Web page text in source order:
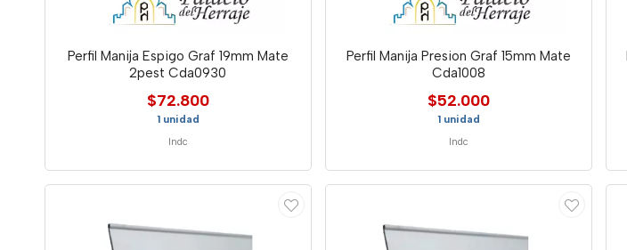
Perfil Manija Espigo Graf 19mm Mate
2pest Cda0930
$72.800
1 unidad
Indc
Perfil Manija Presion Graf 15mm Mate
Cda1008
$52.000
1 unidad
Indc